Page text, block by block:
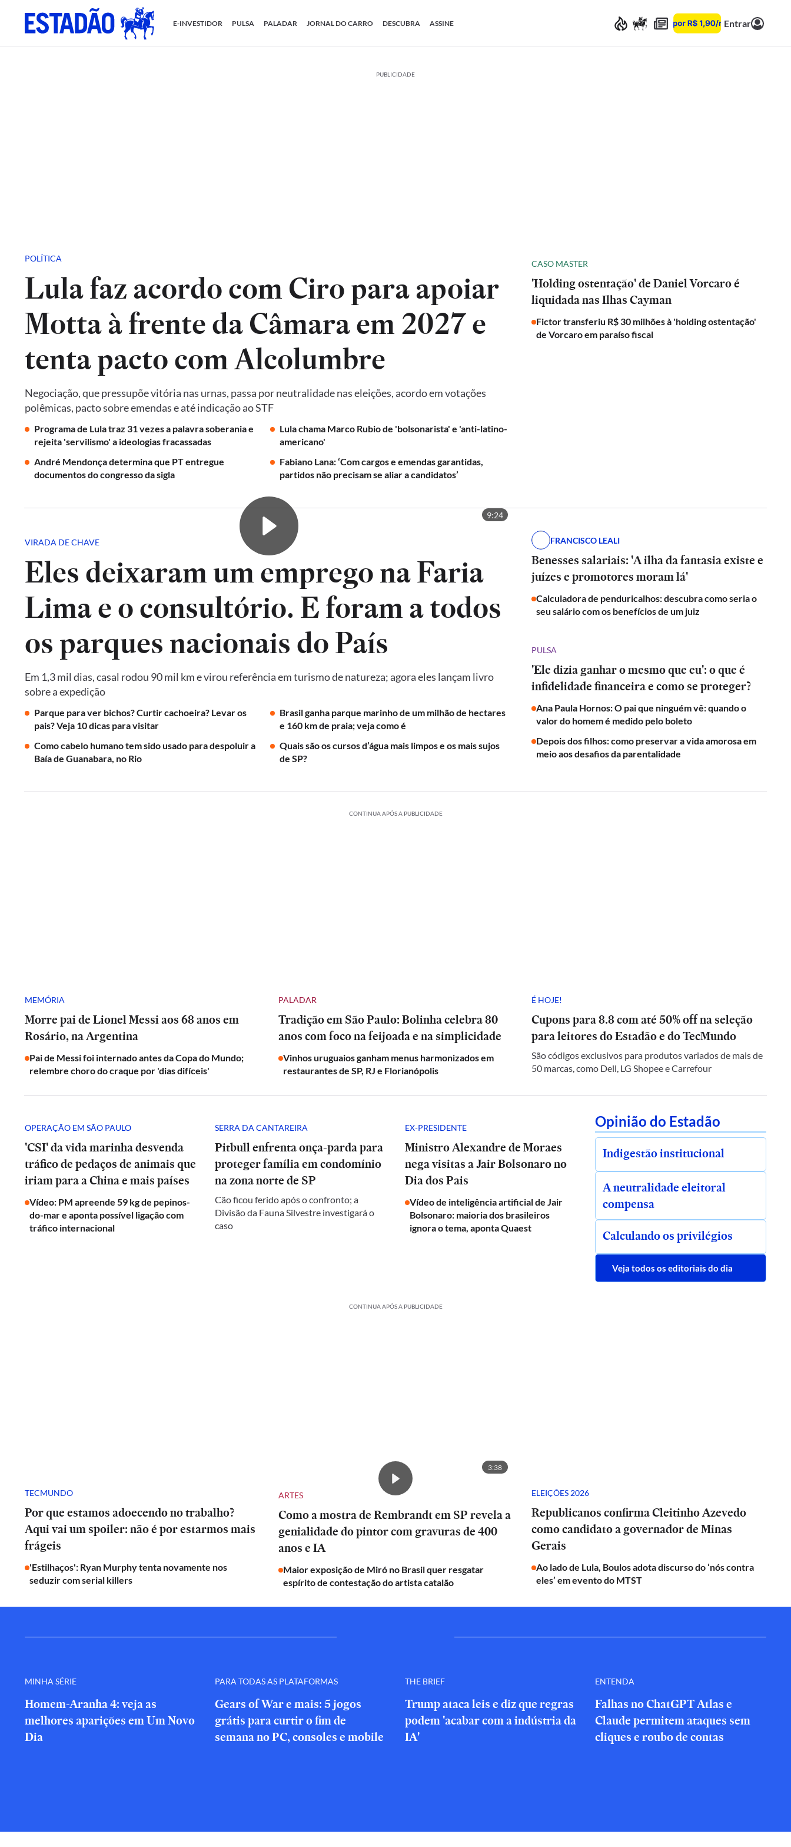
E-INVESTIDOR PULSA PALADAR JORNAL DO CARRO DESCUBRA ASSINE Entrar
PUBLICIDADE
POLÍTICA
Lula faz acordo com Ciro para apoiar
Motta à frente da Câmara em 2027 e
tenta pacto com Alcolumbre
Negociação, que pressupõe vitória nas urnas, passa por neutralidade nas eleições, acordo em votações
polêmicas, pacto sobre emendas e até indicação ao STF
Programa de Lula traz 31 vezes a palavra soberania e
rejeita 'servilismo' a ideologias fracassadas
Lula chama Marco Rubio de 'bolsonarista' e 'anti-latino-
americano'
André Mendonça determina que PT entregue
documentos do congresso da sigla
Fabiano Lana: ‘Com cargos e emendas garantidas,
partidos não precisam se aliar a candidatos’
CASO MASTER
'Holding ostentação' de Daniel Vorcaro é
liquidada nas Ilhas Cayman
Fictor transferiu R$ 30 milhões à 'holding ostentação'
de Vorcaro em paraíso fiscal
9:24
VIRADA DE CHAVE
Eles deixaram um emprego na Faria
Lima e o consultório. E foram a todos
os parques nacionais do País
Em 1,3 mil dias, casal rodou 90 mil km e virou referência em turismo de natureza; agora eles lançam livro
sobre a expedição
Parque para ver bichos? Curtir cachoeira? Levar os
pais? Veja 10 dicas para visitar
Brasil ganha parque marinho de um milhão de hectares
e 160 km de praia; veja como é
Como cabelo humano tem sido usado para despoluir a
Baía de Guanabara, no Rio
Quais são os cursos d’água mais limpos e os mais sujos
de SP?
FRANCISCO LEALI
Benesses salariais: 'A ilha da fantasia existe e
juízes e promotores moram lá'
Calculadora de penduricalhos: descubra como seria o
seu salário com os benefícios de um juiz
PULSA
'Ele dizia ganhar o mesmo que eu': o que é
infidelidade financeira e como se proteger?
Ana Paula Hornos: O pai que ninguém vê: quando o
valor do homem é medido pelo boleto
Depois dos filhos: como preservar a vida amorosa em
meio aos desafios da parentalidade
CONTINUA APÓS A PUBLICIDADE
MEMÓRIA
Morre pai de Lionel Messi aos 68 anos em
Rosário, na Argentina
Pai de Messi foi internado antes da Copa do Mundo;
relembre choro do craque por 'dias difíceis'
PALADAR
Tradição em São Paulo: Bolinha celebra 80
anos com foco na feijoada e na simplicidade
Vinhos uruguaios ganham menus harmonizados em
restaurantes de SP, RJ e Florianópolis
É HOJE!
Cupons para 8.8 com até 50% off na seleção
para leitores do Estadão e do TecMundo
São códigos exclusivos para produtos variados de mais de
50 marcas, como Dell, LG Shopee e Carrefour
OPERAÇÃO EM SÃO PAULO
'CSI' da vida marinha desvenda
tráfico de pedaços de animais que
iriam para a China e mais países
Vídeo: PM apreende 59 kg de pepinos-
do-mar e aponta possível ligação com
tráfico internacional
SERRA DA CANTAREIRA
Pitbull enfrenta onça-parda para
proteger família em condomínio
na zona norte de SP
Cão ficou ferido após o confronto; a
Divisão da Fauna Silvestre investigará o
caso
EX-PRESIDENTE
Ministro Alexandre de Moraes
nega visitas a Jair Bolsonaro no
Dia dos Pais
Vídeo de inteligência artificial de Jair
Bolsonaro: maioria dos brasileiros
ignora o tema, aponta Quaest
Opinião do Estadão
Indigestão institucional
A neutralidade eleitoral
compensa
Calculando os privilégios
Veja todos os editoriais do dia
CONTINUA APÓS A PUBLICIDADE
TECMUNDO
Por que estamos adoecendo no trabalho?
Aqui vai um spoiler: não é por estarmos mais
frágeis
'Estilhaços': Ryan Murphy tenta novamente nos
seduzir com serial killers
3:38
ARTES
Como a mostra de Rembrandt em SP revela a
genialidade do pintor com gravuras de 400
anos e IA
Maior exposição de Miró no Brasil quer resgatar
espírito de contestação do artista catalão
ELEIÇÕES 2026
Republicanos confirma Cleitinho Azevedo
como candidato a governador de Minas
Gerais
Ao lado de Lula, Boulos adota discurso do ‘nós contra
eles’ em evento do MTST
MINHA SÉRIE
Homem-Aranha 4: veja as
melhores aparições em Um Novo
Dia
PARA TODAS AS PLATAFORMAS
Gears of War e mais: 5 jogos
grátis para curtir o fim de
semana no PC, consoles e mobile
THE BRIEF
Trump ataca leis e diz que regras
podem 'acabar com a indústria da
IA'
ENTENDA
Falhas no ChatGPT Atlas e
Claude permitem ataques sem
cliques e roubo de contas